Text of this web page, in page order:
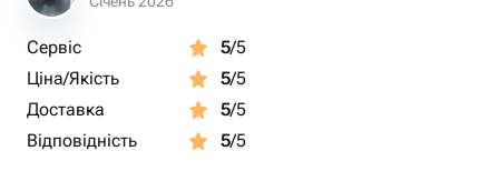
Сервіс 5/5
Ціна/Якість
5/5
Доставка
5/5
Відповідність
5/5